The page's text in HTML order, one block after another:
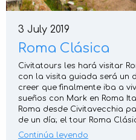
3 July 2019
Roma Clásica
Civitatours les hará visitar
con la visita guiada será un
creer que finalmente iba a
sueños con Mark en Roma
Roma desde Civitavecchia
de un día; el tour Roma
Continúa leyendo